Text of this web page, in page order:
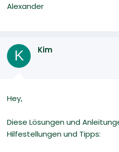
Alexander
K Kim
Hey,
Diese Lösungen und
Hilfestellungen und Tipps: